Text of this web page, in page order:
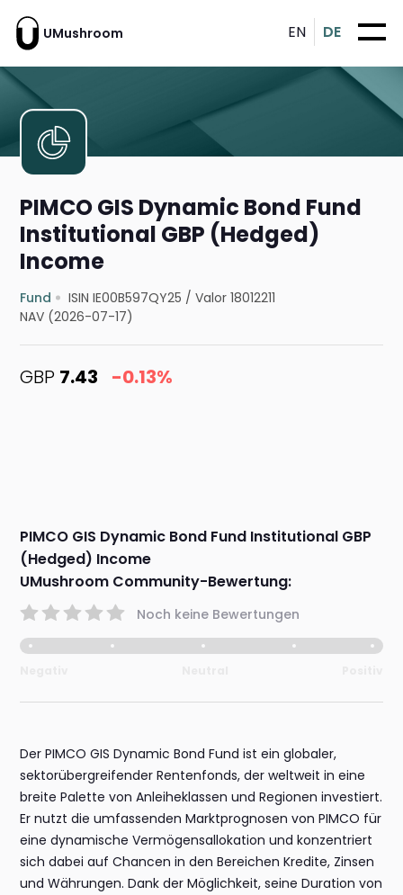
UMushroom EN DE
PIMCO GIS Dynamic Bond Fund
Institutional GBP (Hedged)
Income
Fund ISIN IE00B597QY25 /Valor 18012211
NAV (2026-07-17)
GBP 7.43 -0.13%
PIMCO GIS Dynamic Bond Fund Institutional GBP
(Hedged) Income
UMushroom Community-Bewertung:
Noch keine Bewertungen
Der PIMCO GIS Dynamic Bond Fund ist ein globaler,
sektorübergreifender Rentenfonds, der weltweit in eine
breite Palette von Anleiheklassen und Regionen investiert.
Er nutzt die umfassenden Marktprognosen von PIMCO für
eine dynamische Vermögensallokation und konzentriert
sich dabei auf Chancen in den Bereichen Kredite, Zinsen
und Währungen. Dank der Möglichkeit, seine Duration von